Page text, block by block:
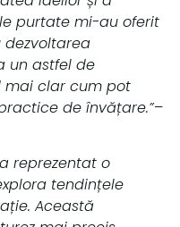
purtate mi-au oferit
un astfel de
clar cum pot
de învățare.”–
reprezentat o
tendințele
Această